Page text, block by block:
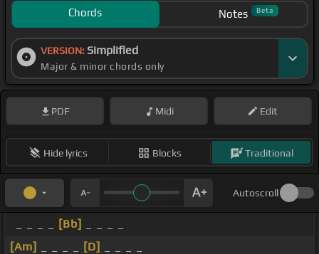
Chords Notes Beta
VERSION: Simplified
Major & minor chords only
PDF Midi Edit
Hide lyrics Blocks Traditional
Autoscroll
[Bb]
[Am]
[D]